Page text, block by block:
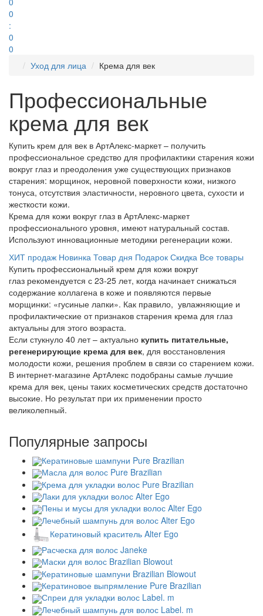
0
:
0
0
Уход для лица
Крема для век
Профессиональные
крема для век
Купить крем для век в АртАлекс-маркет – получить
профессиональное средство для профилактики старения кожи
вокруг глаз и преодоления уже существующих признаков
старения: морщинок, неровной поверхности кожи, низкого
тонуса, отсутствия эластичности, неровного цвета, сухости и
жесткости кожи.
Крема для кожи вокруг глаз в АртАлекс-маркет
профессионального уровня, имеют натуральный состав.
Используют инновационные методики регенерации кожи.
ХИТ продаж Новинка Товар дня Подарок Скидка Все товары
Купить профессиональный крем для кожи вокруг
глаз рекомендуется с 23-25 лет, когда начинает снижаться
содержание коллагена в коже и появляются первые
морщинки: «гусиные лапки». Как правило, увлажняющие и
профилактические от признаков старения крема для глаз
актуальны для этого возраста.
Если стукнуло 40 лет – актуально купить питательные,
регенерирующие крема для век, для восстановления
молодости кожи, решения проблем в связи со старением кожи.
В интернет-магазине АртАлекс подобраны самые лучшие
крема для век, цены таких косметических средств достаточно
высокие. Но результат при их применении просто
великолепный.
Популярные запросы
Кератиновые шампуни Pure Brazilian
Масла для волос Pure Brazilian
Крема для укладки волос Pure Brazilian
Лаки для укладки волос Alter Ego
Пены и мусы для укладки волос Alter Ego
Лечебный шампунь для волос Alter Ego
Кератиновый краситель Alter Ego
Расческа для волос Janeke
Маски для волос Brazilian Blowout
Кератиновые шампуни Brazilian Blowout
Кератиновое выпрямление Pure Brazilian
Спреи для укладки волос Label. m
Лечебный шампунь для волос Label. m